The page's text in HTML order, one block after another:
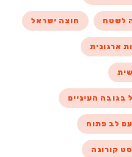
לשטח חוצה ישראל
ארגונית
בגובה העיניים
עם לב פתוח
קורונה